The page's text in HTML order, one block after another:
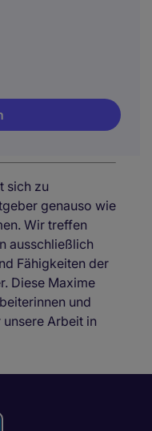
sich zu
genauso wie
Wir treffen
ausschließlich
Fähigkeiten der
Diese Maxime
und
Arbeit in